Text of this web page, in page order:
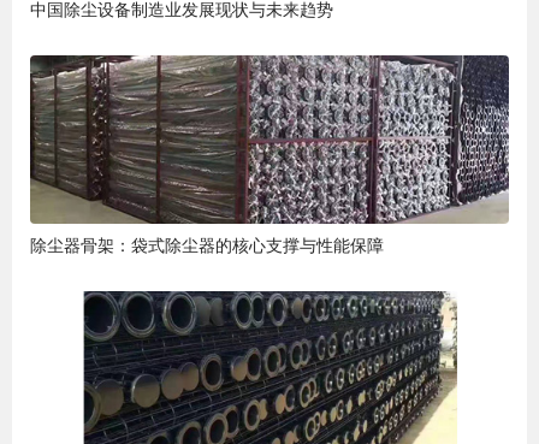
中国除尘设备制造业发展现状与未来趋势
除尘器骨架：袋式除尘器的核心支撑与性能保障